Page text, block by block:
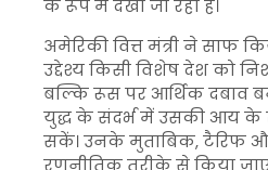
के रूप में देखा जा रहा है।
अमेरिकी वित्त मंत्री ने साफ
उद्देश्य किसी विशेष देश को
बल्कि रूस पर आर्थिक दबाव
युद्ध के संदर्भ में उसकी आय के
सकें। उनके मुताबिक, टैरिफ
रणनीतिक तरीके से किया